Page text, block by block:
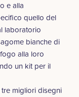
e alla
quello del
laboratorio
bianche di
alla loro
un kit per il
tre migliori disegni